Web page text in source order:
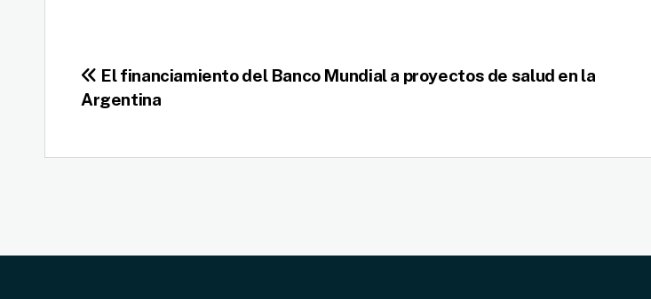
Navegación
de
entradas
El financiamiento del Banco Mundial a proyectos de salud en la
Argentina